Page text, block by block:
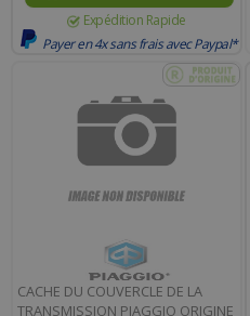
Expédition Rapide
Payer en 4x sans frais avec Paypal*
CACHE DU COUVERCLE DE LA
TRANSMISSION PIAGGIO ORIGINE